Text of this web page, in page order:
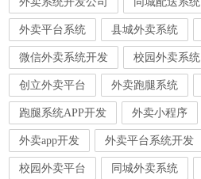
外卖平台系统 县城外卖系统
微信外卖系统开发 校园外卖系统
创立外卖平台 外卖跑腿系统
跑腿系统APP开发 外卖小程序
外卖app开发 外卖平台系统开发
校园外卖平台 同城外卖系统